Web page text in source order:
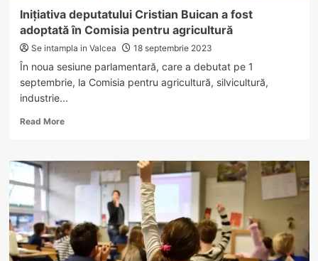
Inițiativa deputatului Cristian Buican a fost
adoptată în Comisia pentru agricultură
Se intampla in Valcea 18 septembrie 2023
În noua sesiune parlamentară, care a debutat pe 1
septembrie, la Comisia pentru agricultură, silvicultură,
industrie...
Read MoreRead
Inițiativa
deputatului
Cristian
fost
adoptată
în